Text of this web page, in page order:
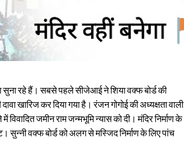
सुना रहे हैं। सबसे पहले सीजेआई ने शिया वक्फ बोर्ड की
खारिज कर दिया गया है। रंजन गोगोई की अध्यक्षता वाली
जमीन राम जन्‍मभूमि न्‍यास को दी। मंदिर निर्माण के
वक्‍फ बोर्ड को अलग से मस्‍जिद निर्माण के लिए पांच